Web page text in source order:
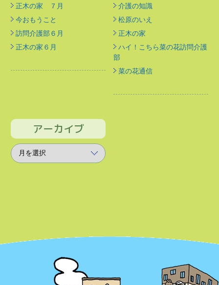
正木の家 ７月
今おもうこと
訪問介護部６月
正木の家６月
介護の知識
松原のいえ
正木の家
ハイ！こちら菜の花訪問介護
部
菜の花通信
アーカイブ